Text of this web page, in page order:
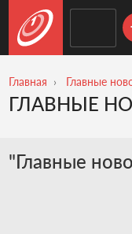
Главная Главные
ГЛАВНЫЕ
"Главные